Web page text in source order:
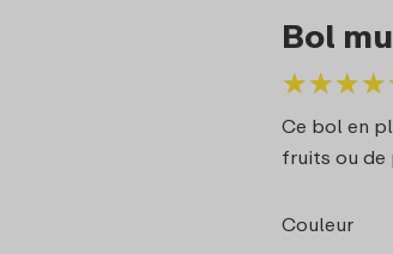
Bol
★★★★
★★★★
Ce bol en
fruits ou de
Couleur